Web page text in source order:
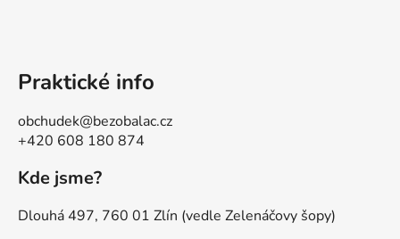
Praktické info
obchudek@bezobalac.cz
+420 608 180 874
Kde jsme?
Dlouhá 497, 760 01 Zlín (vedle Zelenáčovy šopy)